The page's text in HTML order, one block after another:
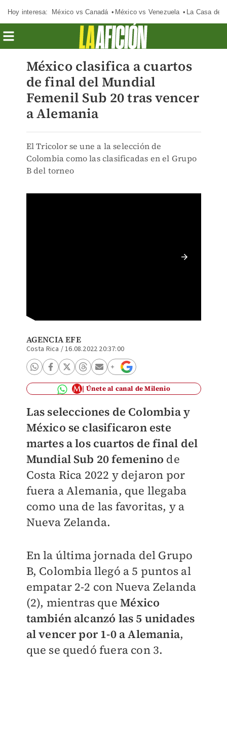
Hoy interesa: México vs Canadá México vs Venezuela La Casa de
México clasifica a cuartos
de final del Mundial
Femenil Sub 20 tras vencer
a Alemania
El Tricolor se une a la selección de
Colombia como las clasificadas en el Grupo
B del torneo
AGENCIA EFE
Costa Rica /16.08.2022 20:37:00
Únete al canal de Milenio
Las selecciones de Colombia y
México se clasificaron este
martes a los cuartos de final del
Mundial Sub 20 femenino de
Costa Rica 2022 y dejaron por
fuera a Alemania, que llegaba
como una de las favoritas, y a
Nueva Zelanda.
En la última jornada del Grupo
B, Colombia llegó a 5 puntos al
empatar 2-2 con Nueva Zelanda
(2), mientras queMéxico
también alcanzó las 5 unidades
al vencer por 1-0 a Alemania,
que se quedó fuera con 3.